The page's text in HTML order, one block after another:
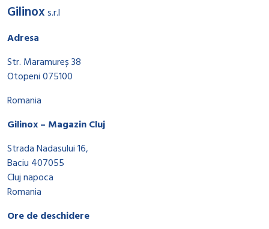
Gilinoxs.r.l
Adresa
Str. Maramureș 38
Otopeni 075100
Romania
Gilinox – Magazin Cluj
Strada Nadasului 16,
Baciu 407055
Cluj napoca
Romania
Ore de deschidere